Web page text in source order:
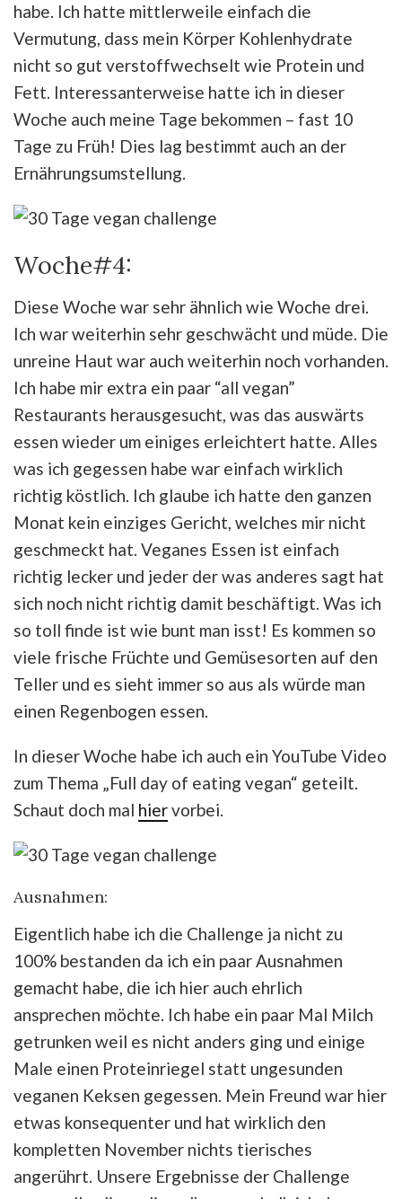
habe. Ich hatte mittlerweile einfach die
Vermutung, dass mein Körper Kohlenhydrate
nicht so gut verstoffwechselt wie Protein und
Fett. Interessanterweise hatte ich in dieser
Woche auch meine Tage bekommen – fast 10
Tage zu Früh! Dies lag bestimmt auch an der
Ernährungsumstellung.
Woche#4:
Diese Woche war sehr ähnlich wie Woche drei.
Ich war weiterhin sehr geschwächt und müde. Die
unreine Haut war auch weiterhin noch vorhanden.
Ich habe mir extra ein paar “all vegan”
Restaurants herausgesucht, was das auswärts
essen wieder um einiges erleichtert hatte. Alles
was ich gegessen habe war einfach wirklich
richtig köstlich. Ich glaube ich hatte den ganzen
Monat kein einziges Gericht, welches mir nicht
geschmeckt hat. Veganes Essen ist einfach
richtig lecker und jeder der was anderes sagt hat
sich noch nicht richtig damit beschäftigt. Was ich
so toll finde ist wie bunt man isst! Es kommen so
viele frische Früchte und Gemüsesorten auf den
Teller und es sieht immer so aus als würde man
einen Regenbogen essen.
In dieser Woche habe ich auch ein YouTube Video
zum Thema „Full day of eating vegan“ geteilt.
Schaut doch mal hiervorbei.
Ausnahmen:
Eigentlich habe ich die Challenge ja nicht zu
100% bestanden da ich ein paar Ausnahmen
gemacht habe, die ich hier auch ehrlich
ansprechen möchte. Ich habe ein paar Mal Milch
getrunken weil es nicht anders ging und einige
Male einen Proteinriegel statt ungesunden
veganen Keksen gegessen. Mein Freund war hier
etwas konsequenter und hat wirklich den
kompletten November nichts tierisches
angerührt. Unsere Ergebnisse der Challenge